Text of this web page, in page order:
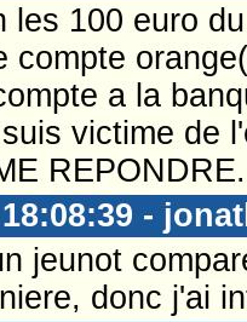
les 100 euro
compte
a la
victime de
REPONDRE.
-
jeunot
donc j'ai